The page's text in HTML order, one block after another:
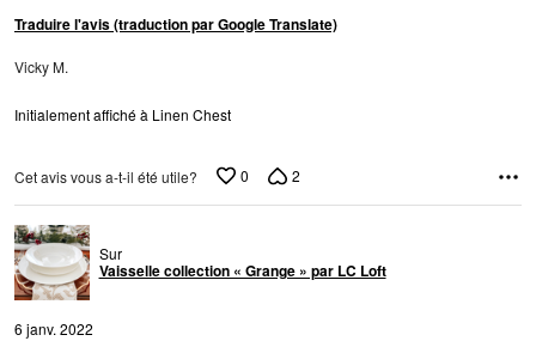
Traduire l'avis (traduction par Google Translate)
Vicky M.
Initialement affiché à Linen Chest
Cet avis vous a-t-il été utile? 0 2
Sur
Vaisselle collection « Grange » par LC Loft
6 janv. 2022